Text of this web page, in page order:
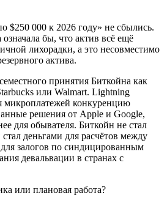
$250 000 к 2026 году» не сбылись.
бы, что актив всё ещё
лихорадки, а это несовместимо
актива.
принятия Биткойна как
или Walmart. Lightning
микроплатежей конкуренцию
решения от Apple и Google,
для обывателя. Биткойн не стал
деньгами для расчётов между
залогов по синдицированным
девальвации в странах с
или плановая работа?